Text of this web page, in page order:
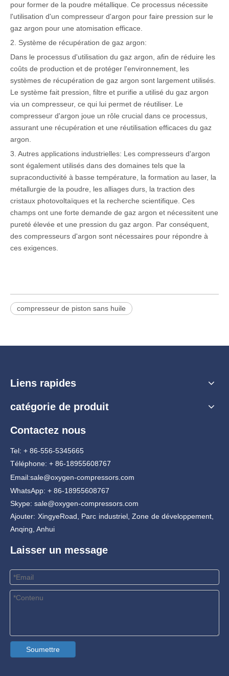
pour former de la poudre métallique. Ce processus nécessite
l'utilisation d'un compresseur d'argon pour faire pression sur le
gaz argon pour une atomisation efficace.
2. Système de récupération de gaz argon:
Dans le processus d'utilisation du gaz argon, afin de réduire les
coûts de production et de protéger l'environnement, les
systèmes de récupération de gaz argon sont largement utilisés.
Le système fait pression, filtre et purifie a utilisé du gaz argon
via un compresseur, ce qui lui permet de réutiliser. Le
compresseur d'argon joue un rôle crucial dans ce processus,
assurant une récupération et une réutilisation efficaces du gaz
argon.
3. Autres applications industrielles: Les compresseurs d'argon
sont également utilisés dans des domaines tels que la
supraconductivité à basse température, la formation au laser, la
métallurgie de la poudre, les alliages durs, la traction des
cristaux photovoltaïques et la recherche scientifique. Ces
champs ont une forte demande de gaz argon et nécessitent une
pureté élevée et une pression du gaz argon. Par conséquent,
des compresseurs d'argon sont nécessaires pour répondre à
ces exigences.
compresseur de piston sans huile
Liens rapides
catégorie de produit
Contactez nous
Tel: + 86-556-5345665
Téléphone: + 86-18955608767
Email:sale@oxygen-compressors.com
WhatsApp: + 86-18955608767
Skype: sale@oxygen-compressors.com
Ajouter: XingyeRoad, Parc industriel, Zone de développement,
Anqing, Anhui
Laisser un message
Soumettre